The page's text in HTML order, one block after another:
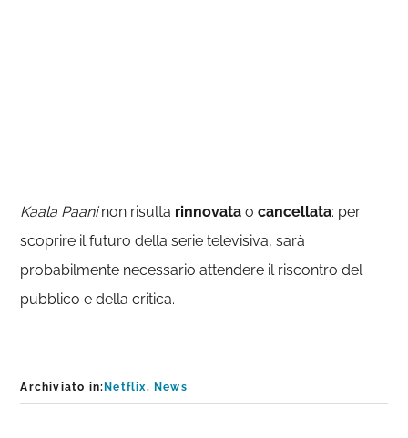
Kaala Paaninon risulta rinnovata ocancellata: per
scoprire il futuro della serie televisiva, sarà
probabilmente necessario attendere il riscontro del
pubblico e della critica.
Archiviato in: Netflix, News